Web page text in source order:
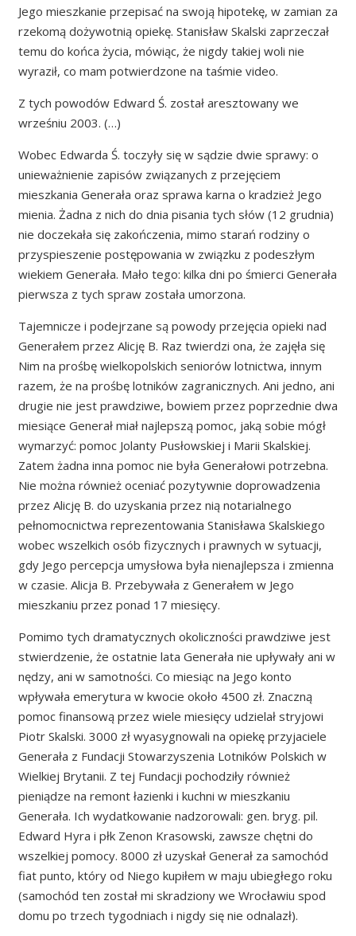
Jego mieszkanie przepisać na swoją hipotekę, w zamian za
rzekomą dożywotnią opiekę. Stanisław Skalski zaprzeczał
temu do końca życia, mówiąc, że nigdy takiej woli nie
wyraził, co mam potwierdzone na taśmie video.
Z tych powodów Edward Ś. został aresztowany we
wrześniu 2003. (…)
Wobec Edwarda Ś. toczyły się w sądzie dwie sprawy: o
unieważnienie zapisów związanych z przejęciem
mieszkania Generała oraz sprawa karna o kradzież Jego
mienia. Żadna z nich do dnia pisania tych słów (12 grudnia)
nie doczekała się zakończenia, mimo starań rodziny o
przyspieszenie postępowania w związku z podeszłym
wiekiem Generała. Mało tego: kilka dni po śmierci Generała
pierwsza z tych spraw została umorzona.
Tajemnicze i podejrzane są powody przejęcia opieki nad
Generałem przez Alicję B. Raz twierdzi ona, że zajęła się
Nim na prośbę wielkopolskich seniorów lotnictwa, innym
razem, że na prośbę lotników zagranicznych. Ani jedno, ani
drugie nie jest prawdziwe, bowiem przez poprzednie dwa
miesiące Generał miał najlepszą pomoc, jaką sobie mógł
wymarzyć: pomoc Jolanty Pusłowskiej i Marii Skalskiej.
Zatem żadna inna pomoc nie była Generałowi potrzebna.
Nie można również oceniać pozytywnie doprowadzenia
przez Alicję B. do uzyskania przez nią notarialnego
pełnomocnictwa reprezentowania Stanisława Skalskiego
wobec wszelkich osób fizycznych i prawnych w sytuacji,
gdy Jego percepcja umysłowa była nienajlepsza i zmienna
w czasie. Alicja B. Przebywała z Generałem w Jego
mieszkaniu przez ponad 17 miesięcy.
Pomimo tych dramatycznych okoliczności prawdziwe jest
stwierdzenie, że ostatnie lata Generała nie upływały ani w
nędzy, ani w samotności. Co miesiąc na Jego konto
wpływała emerytura w kwocie około 4500 zł. Znaczną
pomoc finansową przez wiele miesięcy udzielał stryjowi
Piotr Skalski. 3000 zł wyasygnowali na opiekę przyjaciele
Generała z Fundacji Stowarzyszenia Lotników Polskich w
Wielkiej Brytanii. Z tej Fundacji pochodziły również
pieniądze na remont łazienki i kuchni w mieszkaniu
Generała. Ich wydatkowanie nadzorowali: gen. bryg. pil.
Edward Hyra i płk Zenon Krasowski, zawsze chętni do
wszelkiej pomocy. 8000 zł uzyskał Generał za samochód
fiat punto, który od Niego kupiłem w maju ubiegłego roku
(samochód ten został mi skradziony we Wrocławiu spod
domu po trzech tygodniach i nigdy się nie odnalazł).